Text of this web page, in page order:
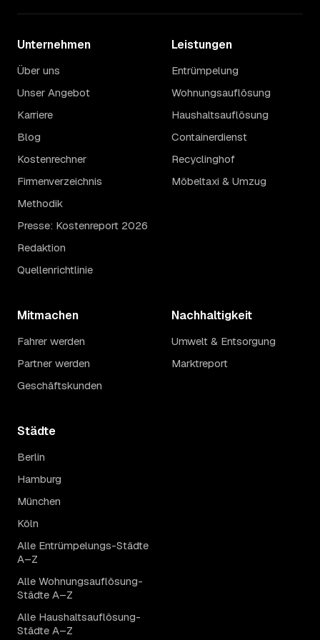
Unternehmen
Über uns
Unser Angebot
Karriere
Blog
Kostenrechner
Firmenverzeichnis
Methodik
Presse: Kostenreport 2026
Redaktion
Quellenrichtlinie
Leistungen
Entrümpelung
Wohnungsauflösung
Haushaltsauflösung
Containerdienst
Recyclinghof
Möbeltaxi & Umzug
Mitmachen
Fahrer werden
Partner werden
Geschäftskunden
Nachhaltigkeit
Umwelt & Entsorgung
Marktreport
Städte
Berlin
Hamburg
München
Köln
Alle Entrümpelungs-Städte
A–Z
Alle Wohnungsauflösung-
Städte A–Z
Alle Haushaltsauflösung-
Städte A–Z